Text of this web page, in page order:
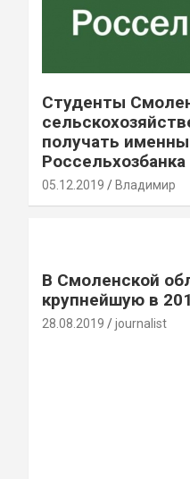
Студенты
получать
Россельхозбанка
05.12.2019 Владимир
В Смоленской
крупнейшую в
28.08.2019 journalist